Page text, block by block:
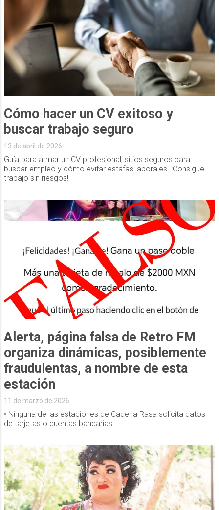
Cómo hacer un CV exitoso y
buscar trabajo seguro
13 de abril de 2026
Guía para armar un CV profesional, sitios seguros para
buscar empleo y cómo evitar estafas laborales. ¡Consigue
trabajo sin riesgos!
Alerta, página falsa de Retro FM
organiza dinámicas, posiblemente
fraudulentas, a nombre de esta
estación
11 de marzo de 2026
• Ninguna de las estaciones de Cadena Rasa solicita datos
de tarjetas o cuentas bancarias.